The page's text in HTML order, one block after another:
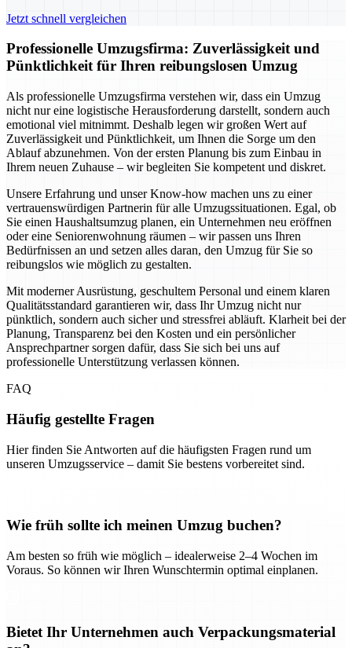
Jetzt schnell vergleichen
Professionelle Umzugsfirma: Zuverlässigkeit und
Pünktlichkeit für Ihren reibungslosen Umzug
Als professionelle Umzugsfirma verstehen wir, dass ein Umzug
nicht nur eine logistische Herausforderung darstellt, sondern auch
emotional viel mitnimmt. Deshalb legen wir großen Wert auf
Zuverlässigkeit und Pünktlichkeit, um Ihnen die Sorge um den
Ablauf abzunehmen. Von der ersten Planung bis zum Einbau in
Ihrem neuen Zuhause – wir begleiten Sie kompetent und diskret.
Unsere Erfahrung und unser Know-how machen uns zu einer
vertrauenswürdigen Partnerin für alle Umzugssituationen. Egal, ob
Sie einen Haushaltsumzug planen, ein Unternehmen neu eröffnen
oder eine Seniorenwohnung räumen – wir passen uns Ihren
Bedürfnissen an und setzen alles daran, den Umzug für Sie so
reibungslos wie möglich zu gestalten.
Mit moderner Ausrüstung, geschultem Personal und einem klaren
Qualitätsstandard garantieren wir, dass Ihr Umzug nicht nur
pünktlich, sondern auch sicher und stressfrei abläuft. Klarheit bei der
Planung, Transparenz bei den Kosten und ein persönlicher
Ansprechpartner sorgen dafür, dass Sie sich bei uns auf
professionelle Unterstützung verlassen können.
FAQ
Häufig gestellte Fragen
Hier finden Sie Antworten auf die häufigsten Fragen rund um
unseren Umzugsservice – damit Sie bestens vorbereitet sind.
Wie früh sollte ich meinen Umzug buchen?
Am besten so früh wie möglich – idealerweise 2–4 Wochen im
Voraus. So können wir Ihren Wunschtermin optimal einplanen.
Bietet Ihr Unternehmen auch Verpackungsmaterial